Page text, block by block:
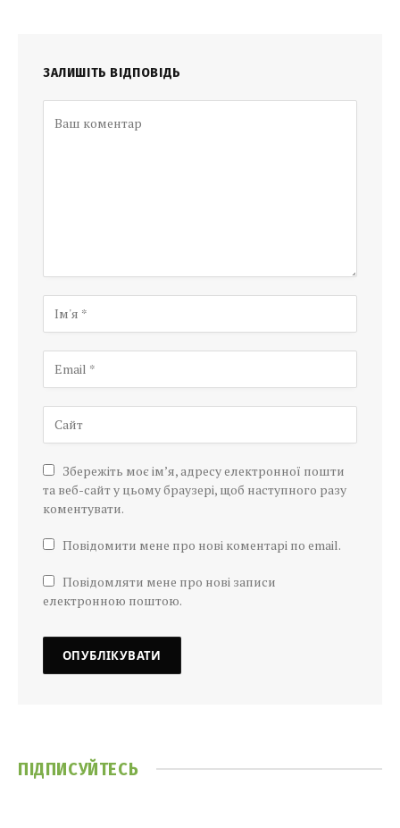
ЗАЛИШІТЬ ВІДПОВІДЬ
Збережіть моє ім’я, адресу електронної пошти
та веб-сайт у цьому браузері, щоб наступного разу
коментувати.
Повідомити мене про нові коментарі по email.
Повідомляти мене про нові записи
електронною поштою.
ПІДПИСУЙТЕСЬ